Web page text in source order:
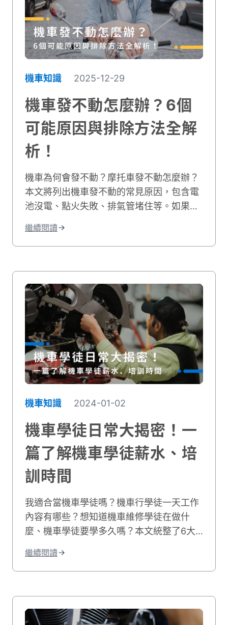
機車知識 2025-12-29
機車發不動怎麼辦？6個
可能原因與排除方法全解
析！
機車為何會發不動？摩托車發不動怎麼辦？
本文將列出機車發不動的常見原因，包含電
池沒電、點火失敗、排氣管堵住等。如果您
除的方法，讓您快速解決機車無法發動的困
境！
繼續閱讀
機車知識 2024-01-02
機車學徒日常大揭密！一
篇了解機車學徒薪水、培
訓時間
我適合當機車學徒嗎？機車行學徒一天工作
內容有哪些？想知道機車維修學徒在做什
麼、機車學徒要學多久嗎？本文統整了6大
機車學徒薪水，最後也附上相關職缺給想學
修機車的你！
繼續閱讀